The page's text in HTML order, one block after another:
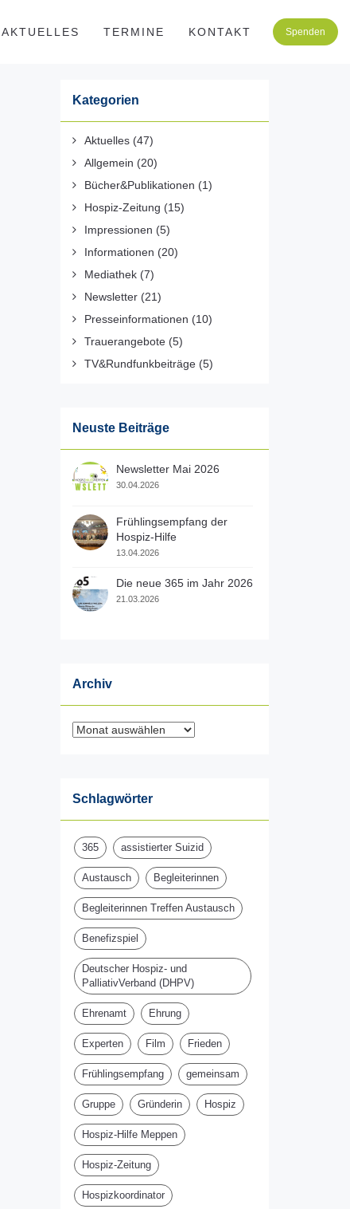
Spenden
AKTUELLES TERMINE KONTAKT
Kategorien
Aktuelles(47)
Allgemein (20)
Bücher&Publikationen (1)
Hospiz-Zeitung (15)
Impressionen (5)
Informationen (20)
Mediathek(7)
Newsletter(21)
Presseinformationen (10)
Trauerangebote(5)
TV&Rundfunkbeiträge(5)
Neuste Beiträge
Newsletter Mai 2026
30.04.2026
Frühlingsempfang der
Hospiz-Hilfe
13.04.2026
Die neue 365 im Jahr 2026
21.03.2026
Archiv
Archiv
Schlagwörter
365 assistierter Suizid
Austausch Begleiterinnen
Begleiterinnen Treffen Austausch
Benefizspiel
Deutscher Hospiz- und
PalliativVerband (DHPV)
Ehrenamt Ehrung
Experten Film Frieden
Frühlingsempfang gemeinsam
Gruppe Gründerin Hospiz
Hospiz-Hilfe Meppen
Hospiz-Zeitung
Hospizkoordinator